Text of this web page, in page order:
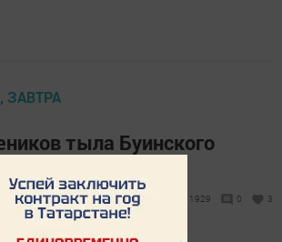
ЗАВТРА
тыла Буинского
- 11:36 1929 0 3